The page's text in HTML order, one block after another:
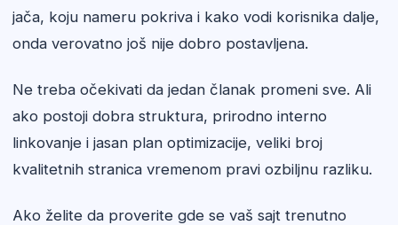
jača, koju nameru pokriva i kako vodi korisnika dalje,
onda verovatno još nije dobro postavljena.
Ne treba očekivati da jedan članak promeni sve. Ali
ako postoji dobra struktura, prirodno interno
linkovanje i jasan plan optimizacije, veliki broj
kvalitetnih stranica vremenom pravi ozbiljnu razliku.
Ako želite da proverite gde se vaš sajt trenutno